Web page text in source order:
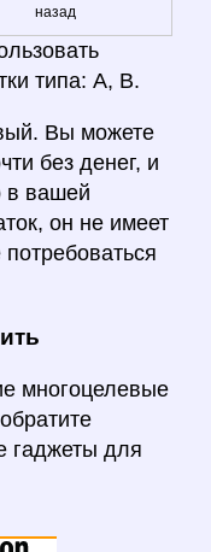
назад
типа: A, B.
Вы можете
без денег, и
в вашей
он не имеет
многоцелевые
гаджеты для